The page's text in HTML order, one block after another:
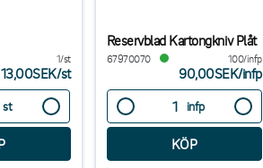
1/st
13,00SEK/st
st
Reservblad Kartongkniv Plåt
67970070 100/infp
90,00SEK/infp
infp